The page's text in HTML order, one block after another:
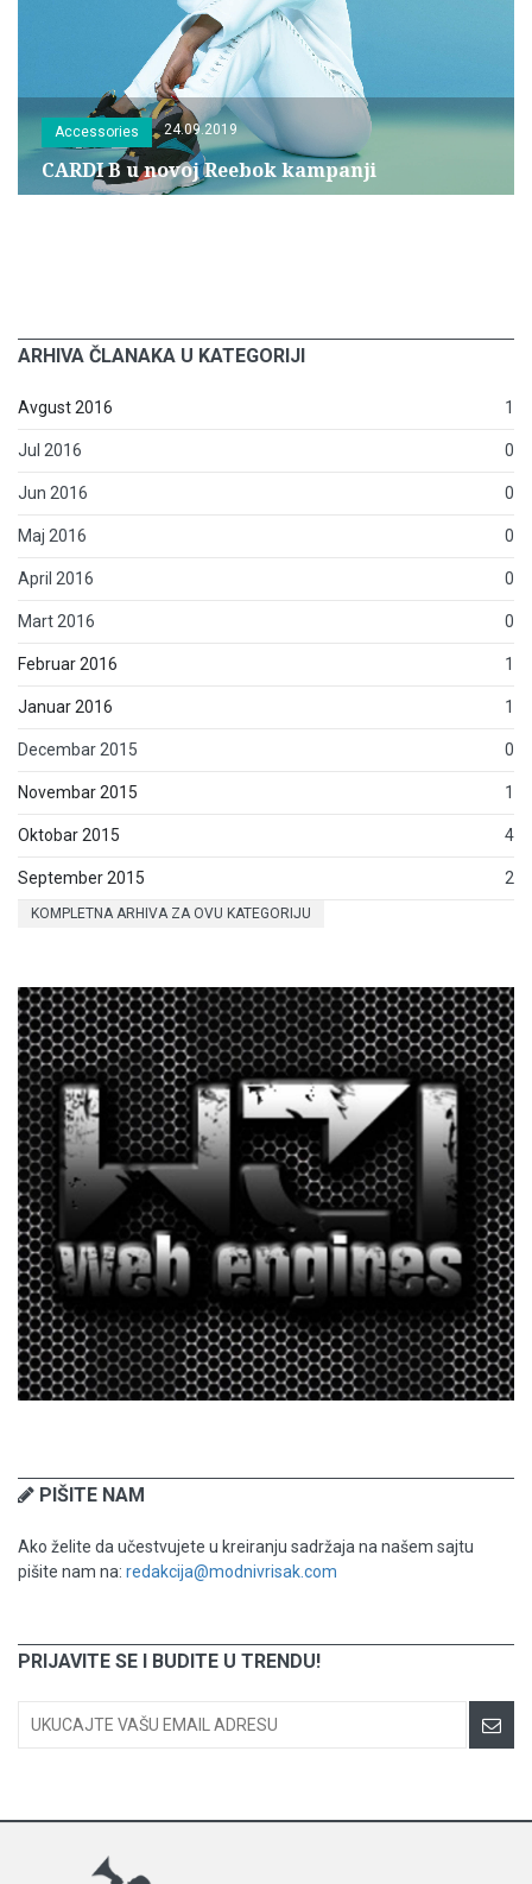
Accessories 24.09.2019
CARDI B u novoj Reebok kampanji
ARHIVA ČLANAKA U KATEGORIJI
Avgust 2016 1
Jul 2016 0
Jun 2016 0
Maj 2016 0
April 2016 0
Mart 2016 0
Februar 2016 1
Januar 2016 1
Decembar 2015 0
Novembar 2015 1
Oktobar 2015 4
September 2015 2
KOMPLETNA ARHIVA ZA OVU KATEGORIJU
PIŠITE NAM
Ako želite da učestvujete u kreiranju sadržaja na našem sajtu
pišite nam na: redakcija@modnivrisak.com
PRIJAVITE SE I BUDITE U TRENDU!